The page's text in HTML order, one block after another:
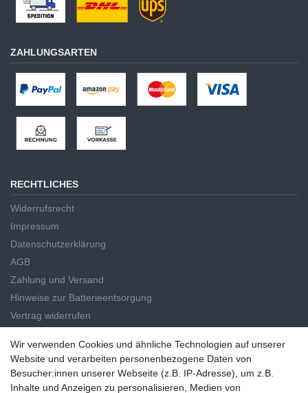
Wir verwenden Cookies und ähnliche Technologien auf unserer
Website und verarbeiten personenbezogene Daten von
Besucher:innen unserer Webseite (z.B. IP-Adresse), um z.B. Inhalte
ZAHLUNGSARTEN
RECHTLICHES
Widerrufsrecht
Impressum
Datenschutzerklärung
AGB
Zahlung und Versand
Hinweise zur Batterieentsorgung
Vertrag widerrufen
HAUPTKATEGORIEN
Handwerkzeug
Elektrowerkzeug
Wir verwenden Cookies und ähnliche Technologien auf unserer
Website und verarbeiten personenbezogene Daten von
Besucher:innen unserer Webseite (z.B. IP-Adresse), um z.B.
Inhalte und Anzeigen zu personalisieren, Medien von